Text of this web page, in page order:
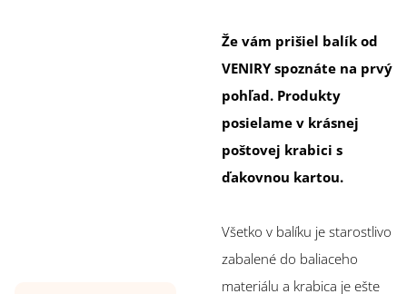
Že vám prišiel balík od
VENIRY spoznáte na prvý
pohľad. Produkty
posielame v krásnej
poštovej krabici s
ďakovnou kartou.
Všetko v balíku je starostlivo
zabalené do baliaceho
materiálu a krabica je ešte